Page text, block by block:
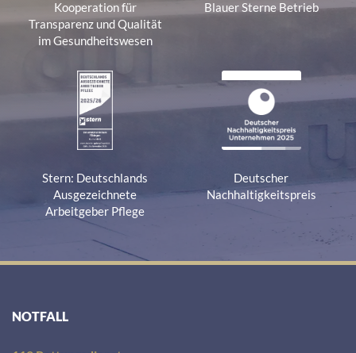
Kooperation für
Transparenz und Qualität
im Gesundheitswesen
Blauer Sterne Betrieb
Stern: Deutschlands
Ausgezeichnete
Arbeitgeber Pflege
Deutscher
Nachhaltigkeitspreis
NOTFALL